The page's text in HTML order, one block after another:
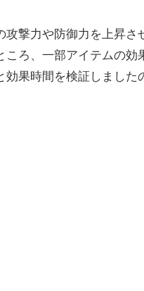
攻撃力や防御力を上昇
ころ、一部アイテムの
効果時間を検証しまし